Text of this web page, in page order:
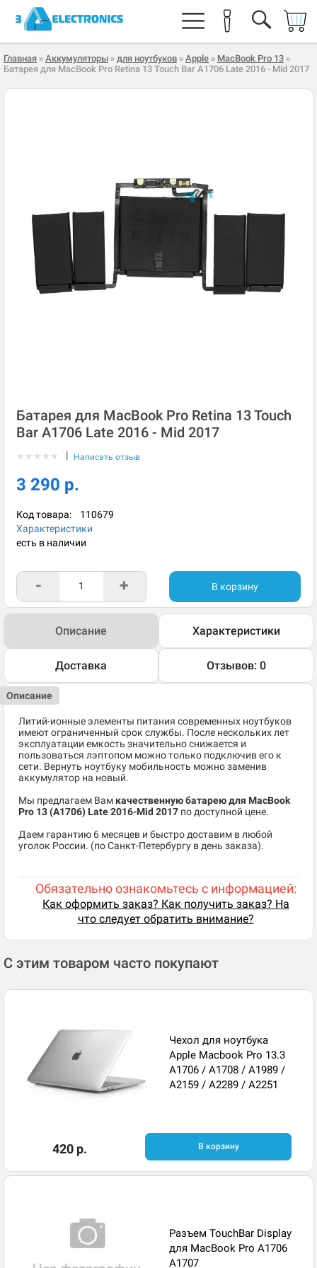
Главная » Аккумуляторы » для ноутбуков » Apple » MacBook Pro 13 »
Батарея для MacBook Pro Retina 13 Touch Bar A1706 Late 2016 - Mid 2017
Батарея для MacBook Pro Retina 13 Touch
Bar A1706 Late 2016 - Mid 2017
★ ★ ★ ★ ★ | Написать отзыв
3 290 р.
Код товара: 110679
Характеристики
есть в наличии
- + В корзину
Описание Характеристики
Доставка Отзывов: 0
Описание
Литий-ионные элементы питания современных ноутбуков
имеют ограниченный срок службы. После нескольких лет
эксплуатации емкость значительно снижается и
пользоваться лэптопом можно только подключив его к
сети. Вернуть ноутбуку мобильность можно заменив
аккумулятор на новый.
Мы предлагаем Вам качественную батарею для MacBook
Pro 13 (A1706) Late 2016-Mid 2017 по доступной цене.
Даем гарантию 6 месяцев и быстро доставим в любой
уголок России. (по Санкт-Петербургу в день заказа).
Обязательно ознакомьтесь с информацией:
Как оформить заказ? Как получить заказ? На
что следует обратить внимание?
С этим товаром часто покупают
Чехол для ноутбука
Apple Macbook Pro 13.3
A1706 / A1708 / A1989 /
A2159 / A2289 / A2251
420 р. В корзину
Разъем TouchBar Display
для MacBook Pro A1706
A1707